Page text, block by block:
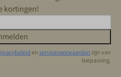
kortingen!
en servicevoorwaarden zijn van
toepassing.